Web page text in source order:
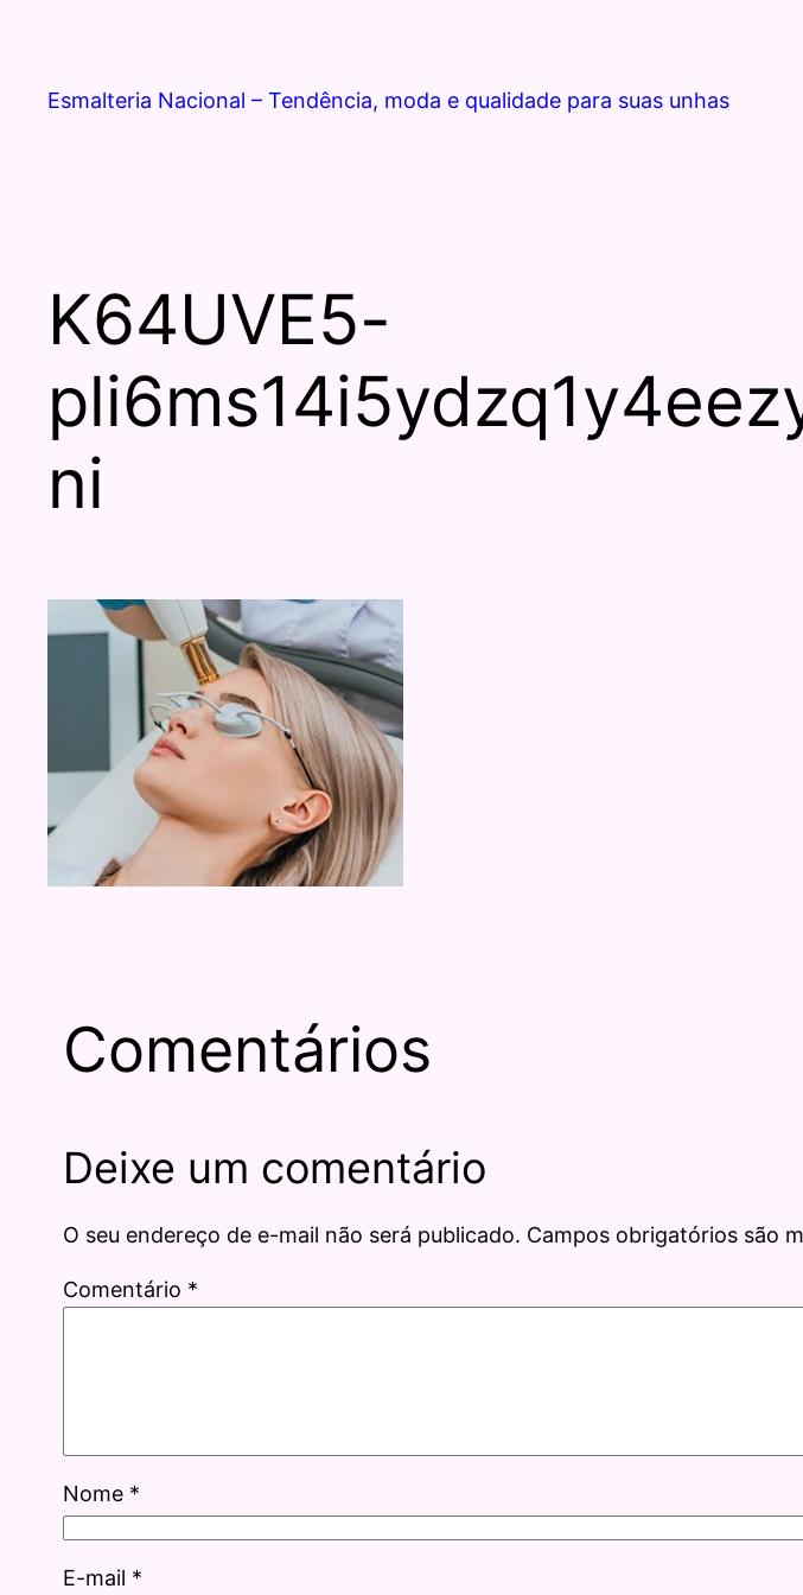
Esmalteria Nacional – Tendência, moda e qualidade para suas unhas
K64UVE5-
ni
Comentários
Deixe um comentário
O seu endereço de e-mail não será publicado. Campos obrigatórios são
Comentário *
Nome *
E-mail *